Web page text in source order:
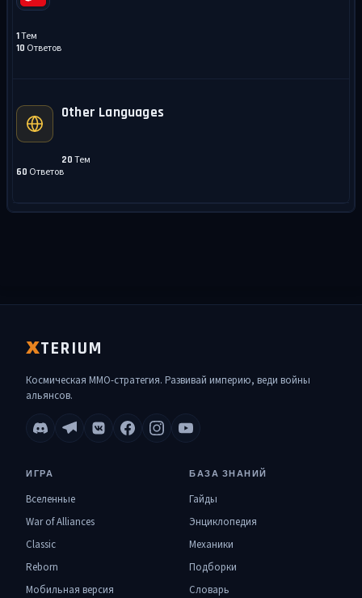
1Тем
10 Ответов
Other Languages
20 Тем
60 Ответов
XTERIUM
Космическая MMO-стратегия. Развивай империю, веди войны
альянсов.
ИГРА
Вселенные
War of Alliances
Classic
Reborn
Мобильная версия
БАЗА ЗНАНИЙ
Гайды
Энциклопедия
Механики
Подборки
Словарь